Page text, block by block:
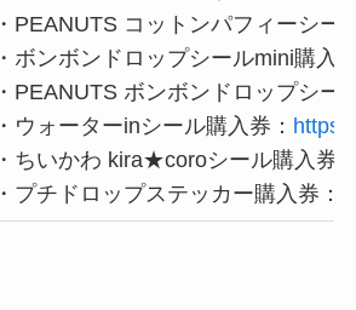
・PEANUTS コットンパフィーシー
・ボンボンドロップシールmini購入
・PEANUTS ボンボンドロップシー
・ウォーターinシール購入券：
・ちいかわ kira★coroシール購入券
・プチドロップステッカー購入券：